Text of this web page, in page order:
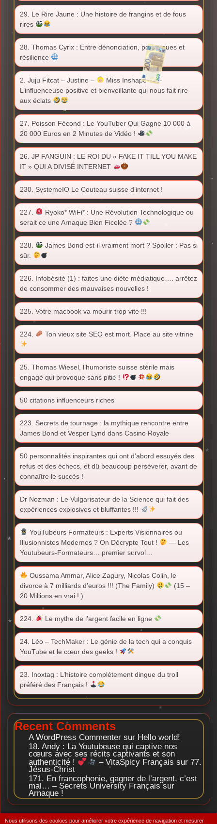
Nous utilisons des cookies pour améliorer votre expérience de navigation et mesurer
29. Le Rire Jaune : Une histoire de frangins et de fous
rires
28. Thomas Cyrix : Entre dénonciation, polémiques et
résilience
2. Juju Fitcat – Justine – Miss Inshape
–
L’influenceuse positive et bienveillante qui nous fait rire
aux éclats
27. Poisson Fécond : Le YouTuber Qui Gagne 10 000 à
20 000 Euros en 2 Minutes de Vidéo !
26. JP FANGUIN : LE ROI DU « FAKE IT TILL YOU MAKE
IT » QUI A DIVISÉ INTERNET
230. SystemeIO Le Couteau suisse d’internet !
227.
Ryoko* WiFi* : Une Révolution Technologique ou
serait ce une Arnaque Bien Ficelée ?
228.
James Bond est-il vraiment mort ? Spoiler : Pas si
sûr.
226. Infobésité (1) : faites une diète médiatique…. arrêtez
de consommer des mauvaises nouvelles !
225. Votre macbook va mourir trop vite !!!
224. Ton vieux site SEO est mort. Place au site vitrine
25. Thomas Wiesel, l’humoriste suisse stérile mais
engagé qui provoque sans pitié !
50 citations influenceurs riches
223. Secrets de tournage : la mythique rencontre entre
James Bond et Vesper Lynd dans Casino Royale
50 personnalités inspirantes qui ont d’abord essuyés des
refus et des échecs, et dû beaucoup perséverer, avant de
connaître le succès !
Dr Nozman : Le Vulgarisateur de la Science qui fait des
expériences explosives et bluffantes !!!
YouTubeurs Formateurs : Experts Visionnaires ou
Illusionnistes Modernes ? On Décrypte Tout !
— Les
Youtubeurs-Formateurs… premier survol…
Oussama Ammar, Alice Zagury, Nicolas Colin, le
divorce à 7 milliards d’euros !!! (The Family)
(15 –
20 Millions en vrai ! )
224. Le mythe de l’argent facile en ligne
24. Léo – TechMaker : Le génie de la tech qui a conquis
YouTube et le cœur des geeks !
23. Inoxtag : L’histoire complétement dingue du troll
préféré des Français !
Recent Comments
A WordPress Commenter sur Hello world!
18. Andy : La Youtubeuse qui captive nos
cœurs avec ses récits captivants et son
authenticité !
– VitaSpicy Français sur 77.
Jésus-Christ
171. En francophonie, gagner de l’argent, c’est
mal… – Secrets University Françaissur
Arnaque !